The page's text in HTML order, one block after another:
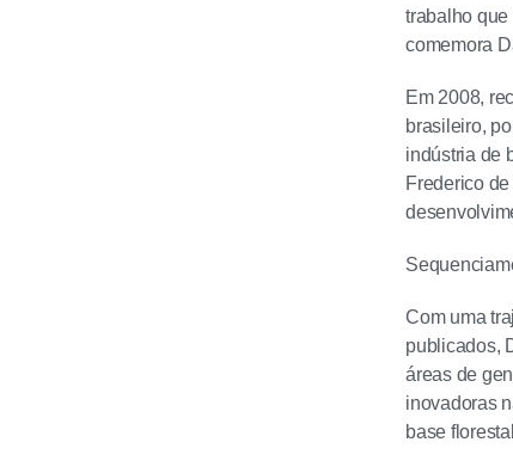
trabalho
comemora
Em 2008,
brasileiro,
indústria de
Frederico
Com uma
publicados,
áreas de
inovadoras
base